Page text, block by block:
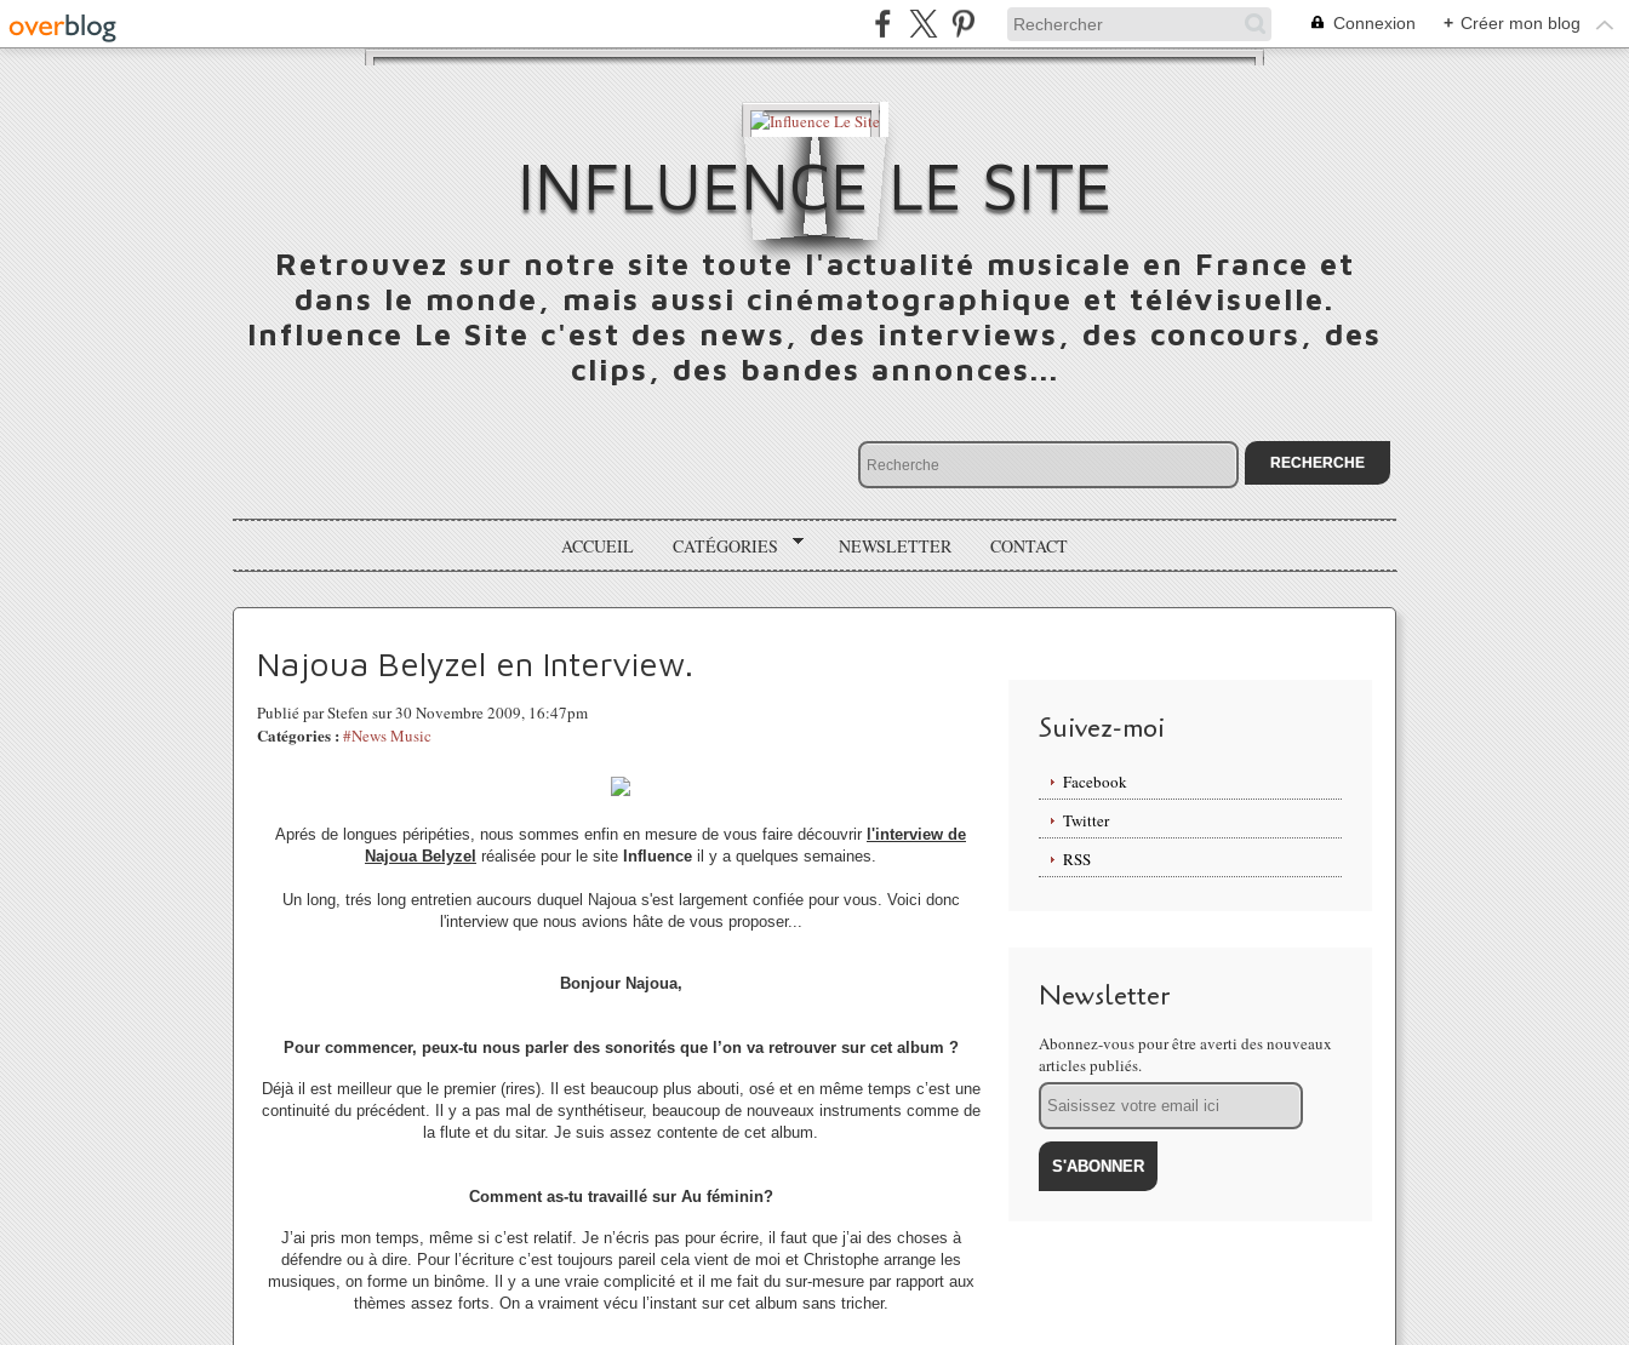
Connexion + Créer mon blog
INFLUENCE LE SITE
Retrouvez sur notre site toute l'actualité musicale en France et
dans le monde, mais aussi cinématographique et télévisuelle.
Influence Le Site c'est des news, des interviews, des concours, des
clips, des bandes annonces...
ACCUEIL CATÉGORIES NEWSLETTER CONTACT
Najoua Belyzel en Interview.
Publié par Stefen sur 30 Novembre 2009, 16:47pm
Catégories : #News Music
Aprés de longues péripéties, nous sommes enfin en mesure de vous faire découvrir l'interview de
Najoua Belyzel réalisée pour le site Influence il y a quelques semaines.
Un long, trés long entretien aucours duquel Najoua s'est largement confiée pour vous. Voici donc
l'interview que nous avions hâte de vous proposer...
Bonjour Najoua,
Pour commencer, peux-tu nous parler des sonorités que l’on va retrouver sur cet album ?
Déjà il est meilleur que le premier (rires). Il est beaucoup plus abouti, osé et en même temps c’est une
continuité du précédent. Il y a pas mal de synthétiseur, beaucoup de nouveaux instruments comme de
la flute et du sitar. Je suis assez contente de cet album.
Comment as-tu travaillé sur Au féminin?
J’ai pris mon temps, même si c’est relatif. Je n’écris pas pour écrire, il faut que j’ai des choses à
défendre ou à dire. Pour l’écriture c’est toujours pareil cela vient de moi et Christophe arrange les
musiques, on forme un binôme. Il y a une vraie complicité et il me fait du sur-mesure par rapport aux
thèmes assez forts. On a vraiment vécu l’instant sur cet album sans tricher.
Suivez-moi
Facebook
Twitter
RSS
Newsletter
Abonnez-vous pour être averti des nouveaux
articles publiés.
Email